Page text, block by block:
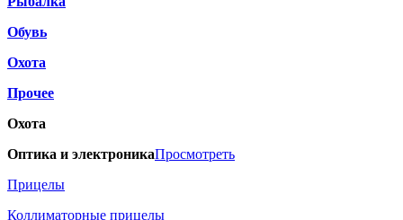
Обувь
Охота
Прочее
Охота
Оптика и электроникаПросмотреть
Прицелы
Коллиматорные прицелы